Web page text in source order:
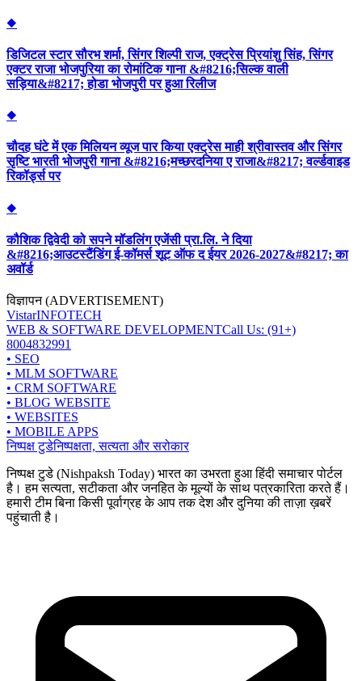
◆
डिजिटल स्टार सौरभ शर्मा, सिंगर शिल्पी राज, एक्ट्रेस प्रियांशु सिंह, सिंगर
एक्टर राजा भोजपुरिया का रोमांटिक गाना &#8216;सिल्क वाली
सड़िया&#8217; होडा भोजपुरी पर हुआ रिलीज
◆
चौदह घंटे में एक मिलियन व्यूज पार किया एक्ट्रेस माही श्रीवास्तव और सिंगर
सृष्टि भारती भोजपुरी गाना &#8216;मच्छरदनिया ए राजा&#8217; वर्ल्डवाइड
रिकॉर्ड्स पर
◆
कौशिक द्विवेदी को सपने मॉडलिंग एजेंसी प्रा.लि. ने दिया
&#8216;आउटस्टैंडिंग ई-कॉमर्स शूट ऑफ द ईयर 2026-2027&#8217; का
अवॉर्ड
विज्ञापन (ADVERTISEMENT)
VistarINFOTECH
WEB & SOFTWARE DEVELOPMENTCall Us: (91+)
8004832991
• SEO
• MLM SOFTWARE
• CRM SOFTWARE
• BLOG WEBSITE
• WEBSITES
• MOBILE APPS
निष्पक्ष टुडेनिष्पक्षता, सत्यता और सरोकार
निष्पक्ष टुडे (Nishpaksh Today) भारत का उभरता हुआ हिंदी समाचार पोर्टल
है। हम सत्यता, सटीकता और जनहित के मूल्यों के साथ पत्रकारिता करते हैं।
हमारी टीम बिना किसी पूर्वाग्रह के आप तक देश और दुनिया की ताज़ा ख़बरें
पहुंचाती है।